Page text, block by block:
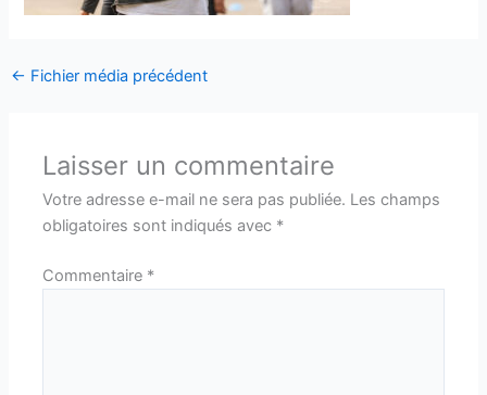
← Fichier média précédent
Laisser un commentaire
Votre adresse e-mail ne sera pas publiée. Les champs
obligatoires sont indiqués avec *
Commentaire *